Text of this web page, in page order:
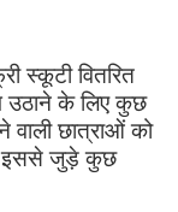
स्कूटी वितरित
उठाने के लिए कुछ
वाली छात्राओं को
इससे जुड़े कुछ